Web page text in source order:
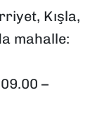
Kışla,
mahalle:
–